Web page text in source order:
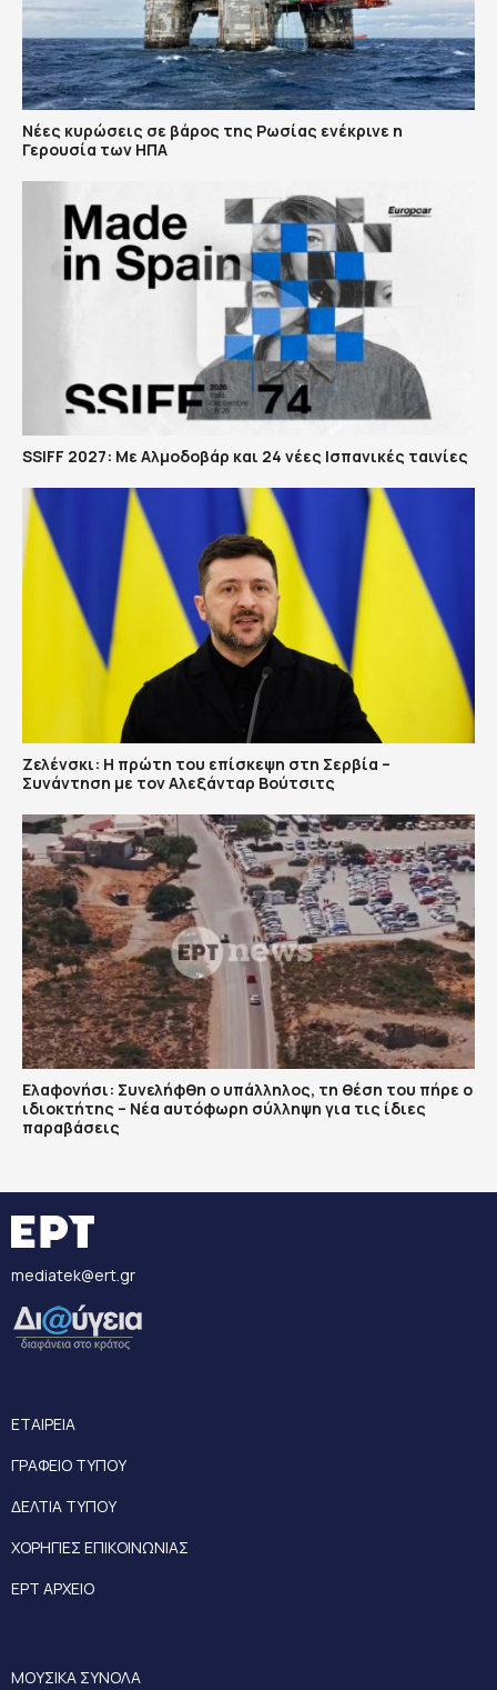
Νέες κυρώσεις σε βάρος της Ρωσίας ενέκρινε η
Γερουσία των ΗΠΑ
SSIFF 2027: Με Αλμοδοβάρ και 24 νέες Ισπανικές ταινίες
Ζελένσκι: Η πρώτη του επίσκεψη στη Σερβία –
Συνάντηση με τον Αλεξάνταρ Βούτσιτς
Ελαφονήσι: Συνελήφθη ο υπάλληλος, τη θέση του πήρε ο
ιδιοκτήτης – Νέα αυτόφωρη σύλληψη για τις ίδιες
παραβάσεις
mediatek@ert.gr
ΕΤΑΙΡΕΙΑ
ΓΡΑΦΕΙΟ ΤΥΠΟΥ
ΔΕΛΤΙΑ ΤΥΠΟΥ
ΧΟΡΗΓΙΕΣ ΕΠΙΚΟΙΝΩΝΙΑΣ
ΕΡΤ ΑΡΧΕΙΟ
ΜΟΥΣΙΚΑ ΣΥΝΟΛΑ